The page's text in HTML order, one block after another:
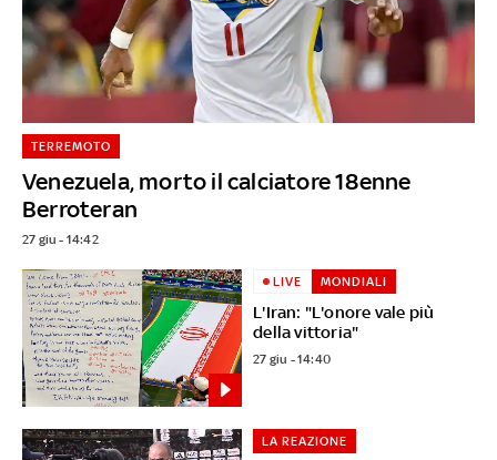
Venezuela, morto il calciatore 18enne
Berroteran
TERREMOTO
27 giu - 14:42
L'Iran: "L'onore vale più
della vittoria"
LIVE MONDIALI
27 giu - 14:40
LA REAZIONE